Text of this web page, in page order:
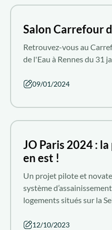
Salon Carrefour
Retrouvez-vous au
de l'Eau à Rennes du 31
09/01/2024
JO Paris 2024 :
en est !
Un projet pilote et
système
logements situés sur la
12/10/2023